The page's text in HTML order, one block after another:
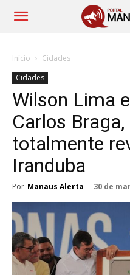
Início
Cidades
Cidades
Wilson Lima
Carlos
totalmente
Iranduba
Por Manaus Alerta - 30 de